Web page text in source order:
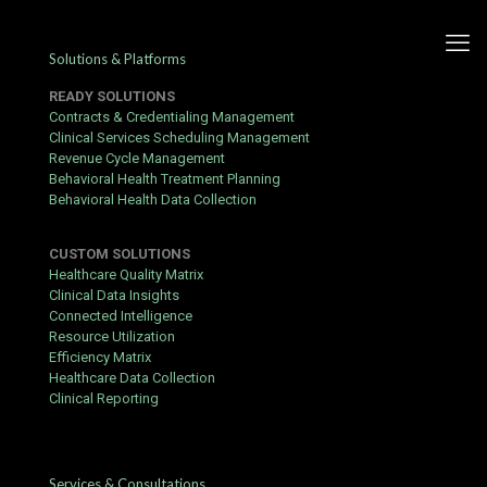
Die Rolle von Stake in der
Published by Yogita Sharma
Das digitale Zeitalter hat die Art und Weise verändert, wie
Menschen Unterhaltung und Sport erleben. Dabei spielt das
stake f1Projekt eine immer wichtigere Rolle in der öffentlichen
Wahrnehmung. Viele Nutzer suchen nach Plattformen, die
sowohl Sicherheit als auch innovative Funktionen bieten.
technologische Innovationen das Nutzererlebnis grundlegend
Solutions & Platforms
READY SOLUTIONS
Contracts & Credentialing Management
Clinical Services Scheduling Management
Revenue Cycle Management
Behavioral Health Treatment Planning
Behavioral Health Data Collection
CUSTOM SOLUTIONS
Healthcare Quality Matrix
Clinical Data Insights
Connected Intelligence
Resource Utilization
Efficiency Matrix
Healthcare Data Collection
Clinical Reporting